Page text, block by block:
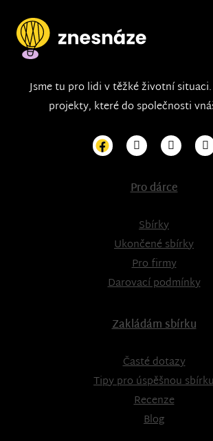
Jsme tu pro lidi v těžké životní
projekty, které do společnosti
Pro dárce
Sbírky
Ukončené sbírky
Pro firmy
Darovací podmínky
Zakládám sbírku
Časté dotazy
Tipy pro úspěšnou
Recenze
Blog